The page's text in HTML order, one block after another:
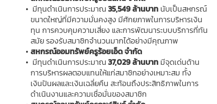
มีทุนดำเนินการประมาณ 35,549 ล้านบาท นับเป็นสหกรณ์
ขนาดใหญ่ที่มีความมั่นคงสูง มีศักยภาพในการบริหารเงิน
ทุน การควบคุมความเสี่ยง และการพัฒนาระบบบริการที่ทัน
สมัย รองรับสมาชิกจำนวนมากได้อย่างมีคุณภาพ
สหกรณ์ออมทรัพย์ครูร้อยเอ็ด จำกัด
มีทุนดำเนินการประมาณ 37,029 ล้านบาท มีจุดเด่นด้าน
การบริหารผลตอบแทนให้แก่สมาชิกอย่างเหมาะสม ทั้ง
เงินปันผลและเงินเฉลี่ยคืน สะท้อนถึงประสิทธิภาพในการ
ดำเนินงานและความเชื่อมั่นของสมาชิก